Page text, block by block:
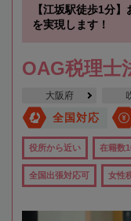
【江坂駅徒歩1分
を実現します！
OAG税理士
大阪府
全国対応
役所から近い 在籍数
全国出張対応可 女性